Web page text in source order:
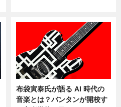
布袋寅泰氏が語る AI 時代の
音楽とは？バンタンが開校す